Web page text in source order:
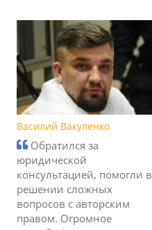
Василий Вакуленко
Обратился за
юридической
консультацией, помогли в
решении сложных
вопросов с авторским
правом. Огромное